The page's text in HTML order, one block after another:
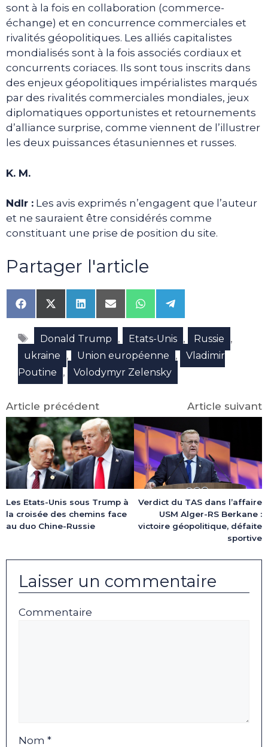
sont à la fois en collaboration (commerce-
échange) et en concurrence commerciales et
rivalités géopolitiques. Les alliés capitalistes
mondialisés sont à la fois associés cordiaux et
concurrents coriaces. Ils sont tous inscrits dans
des enjeux géopolitiques impérialistes marqués
par des rivalités commerciales mondiales, jeux
diplomatiques opportunistes et retournements
d’alliance surprise, comme viennent de l’illustrer
les deux puissances étasuniennes et russes.
K. M.
Ndlr : Les avis exprimés n’engagent que l’auteur
et ne sauraient être considérés comme
constituant une prise de position du site.
Partager l'article
Share
on
Facebook
Share
on
X
(Twitter)
Share
on
LinkedIn
Share
on
Email
Share
on
WhatsApp
Share
on
Telegram
Étiquettes
Donald Trump , Etats-Unis , Russie ,
ukraine , Union européenne ,
Vladimir
Poutine
, Volodymyr Zelensky
Article précédent
Les Etats-Unis sous Trump à
la croisée des chemins face
au duo Chine-Russie
Article suivant
Verdict du TAS dans l’affaire
USM Alger-RS Berkane :
victoire géopolitique, défaite
sportive
Laisser un commentaire
Commentaire
Nom *